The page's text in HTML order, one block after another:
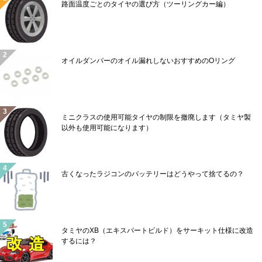
路面温度ごとのタイヤの選び方（ツーリングカー編）
オイルダンパーのオイル漏れしないおすすめのOリング
ミニクラスの使用可能タイヤの制限を撤廃します（タミヤ製
以外も使用可能になります）
古くなったラジコンのバッテリーはどうやって捨てるの？
タミヤのXB（エキスパートビルド）をサーキット仕様に改造
するには？